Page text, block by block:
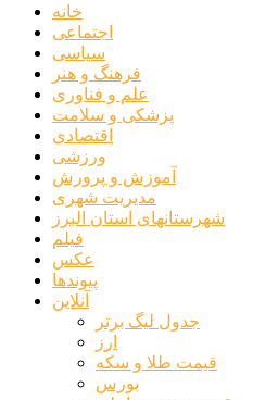
خانه
اجتماعی
سیاسی
فرهنگ و هنر
علم و فناوری
پزشکی و سلامت
اقتصادی
ورزشی
آموزش و پرورش
مدیریت شهری
شهرستانهای استان البرز
فیلم
عکس
پیوندها
آنلاین
جدول لیگ برتر
ارز
قیمت طلا و سکه
بورس